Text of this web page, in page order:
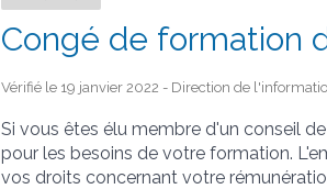
Congé de formation
Vérifié le 19 janvier 2022 - Direction de
Si vous êtes élu membre d'un conseil
pour les besoins de votre formation.
vos droits concernant votre